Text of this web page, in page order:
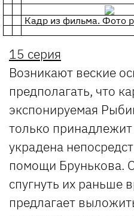
Кадр из фильма. Фото
15 серия
Возникают веские
предполагать, что
экспонируемая
только принадлежит
украдена
помощи Брунькова.
спугнуть их раньше
предлагает